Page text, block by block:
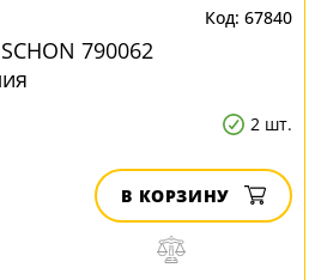
67840
790062
2 шт.
В КОРЗИНУ